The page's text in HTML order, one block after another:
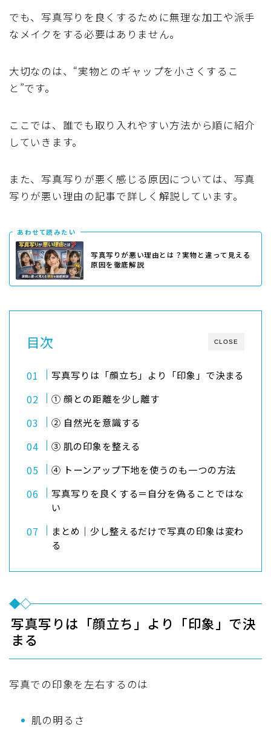
でも、写真写りを良くするために無理な加工や派手
なメイクをする必要はありません。
大切なのは、“実物とのギャップを小さくするこ
と”です。
ここでは、誰でも取り入れやすい方法から順に紹介
していきます。
また、写真写りが悪く感じる原因については、写真
写りが悪い理由の記事で詳しく解説しています。
あわせて読みたい
写真写りが悪い理由とは？実物と違って見える
原因を徹底解説
CLOSE
目次
写真写りは「顔立ち」より「印象」で決まる
① 顔との距離を少し離す
② 自然光を意識する
③ 肌の印象を整える
④ トーンアップ下地を使うのも一つの方法
写真写りを良くする＝自分を偽ることではな
い
まとめ｜少し整えるだけで写真の印象は変わ
る
写真写りは「顔立ち」より「印象」で決
まる
写真での印象を左右するのは
肌の明るさ